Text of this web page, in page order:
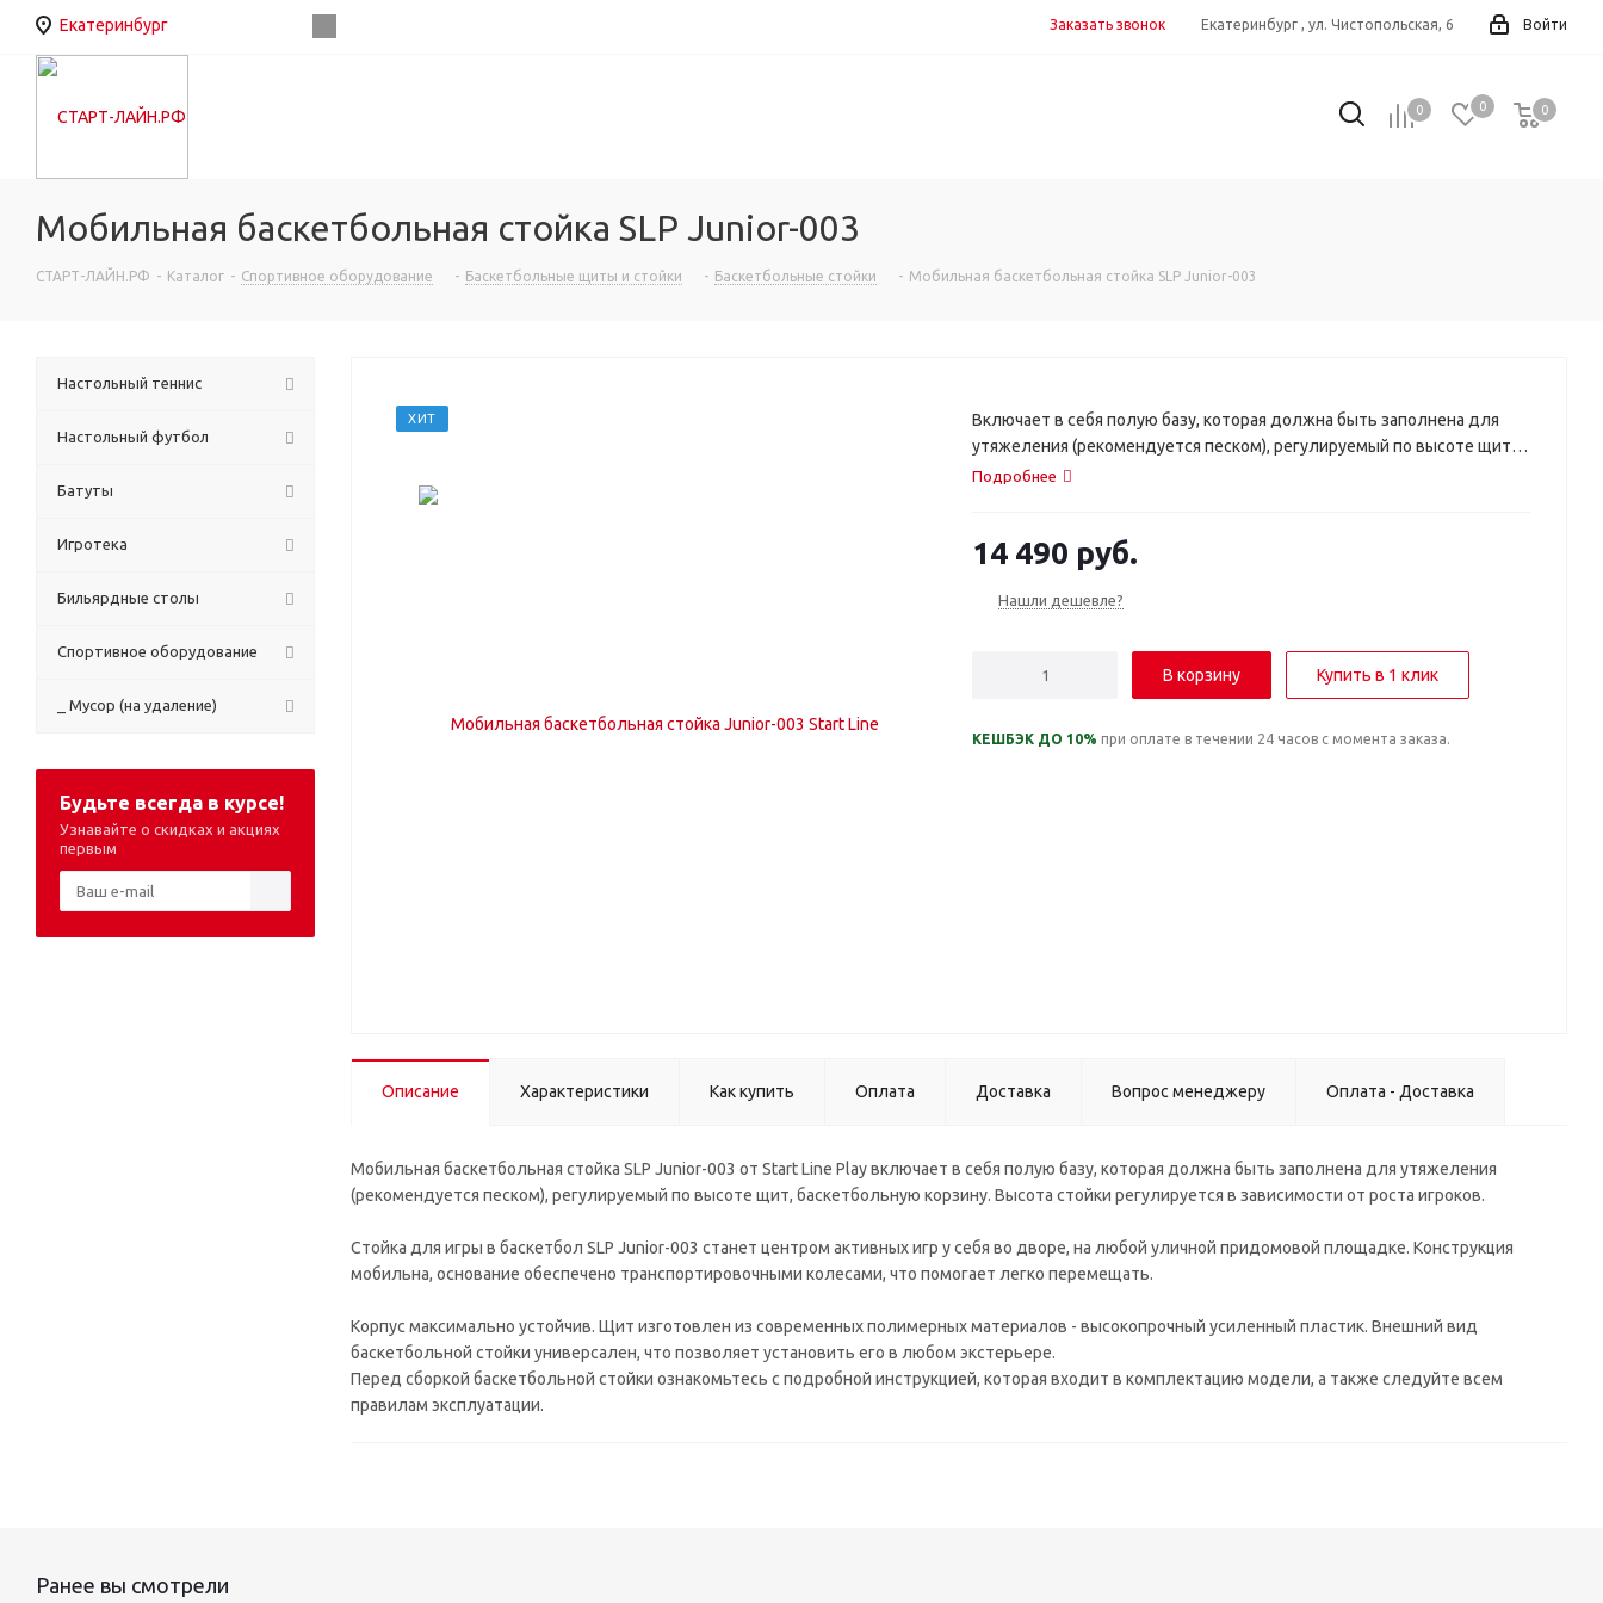
Екатеринбург Войти
Екатеринбург , ул. Чистопольская, 6
Заказать звонок
0 0 0
0
Мобильная баскетбольная стойка SLP Junior-003
СТАРТ-ЛАЙН.РФ - Каталог - Спортивное оборудование - Баскетбольные щиты и стойки - Баскетбольные стойки - Мобильная баскетбольная стойка SLP Junior-003
ХИТ
Включает в себя полую базу, которая должна быть заполнена для
утяжеления (рекомендуется песком), регулируемый по высоте щит,
баскетбольную корзину.
Подробнее
14 490 руб.
Нашли дешевле?
В корзину Купить в 1 клик
КЕШБЭК ДО 10% при оплате в течении 24 часов с момента заказа.
Описание Характеристики Как купить Оплата Доставка Вопрос менеджеру Оплата - Доставка
Мобильная баскетбольная стойка SLP Junior-003 от Start Line Play включает в себя полую базу, которая должна быть заполнена для утяжеления
(рекомендуется песком), регулируемый по высоте щит, баскетбольную корзину. Высота стойки регулируется в зависимости от роста игроков.
Стойка для игры в баскетбол SLP Junior-003 станет центром активных игр у себя во дворе, на любой уличной придомовой площадке. Конструкция
мобильна, основание обеспечено транспортировочными колесами, что помогает легко перемещать.
Корпус максимально устойчив. Щит изготовлен из современных полимерных материалов - высокопрочный усиленный пластик. Внешний вид
баскетбольной стойки универсален, что позволяет установить его в любом экстерьере.
Перед сборкой баскетбольной стойки ознакомьтесь с подробной инструкцией, которая входит в комплектацию модели, а также следуйте всем
правилам эксплуатации.
Настольный теннис
Настольный футбол
Батуты
Игротека
Бильярдные столы
Спортивное оборудование
_ Мусор (на удаление)
Будьте всегда в курсе!
Узнавайте о скидках и акциях
первым
Ранее вы смотрели